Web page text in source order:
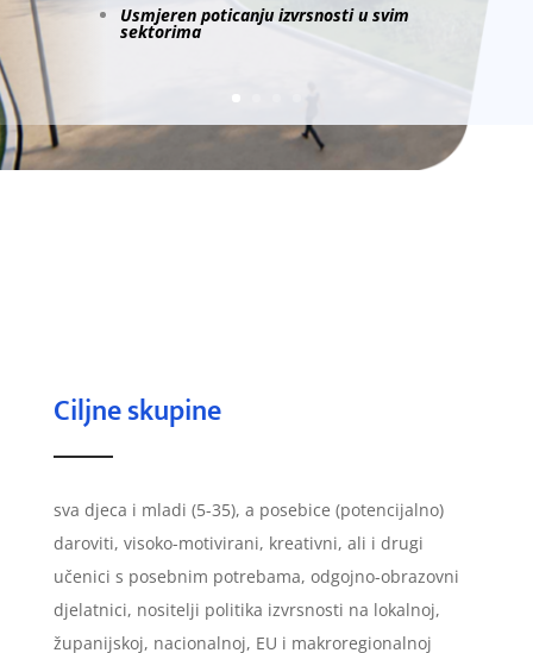
Usmjeren poticanju izvrsnosti u svim
sektorima
Ciljne skupine
sva djeca i mladi (5-35), a posebice (potencijalno)
daroviti, visoko-motivirani, kreativni, ali i drugi
učenici s posebnim potrebama, odgojno-obrazovni
djelatnici, nositelji politika izvrsnosti na lokalnoj,
županijskoj, nacionalnoj, EU i makroregionalnoj